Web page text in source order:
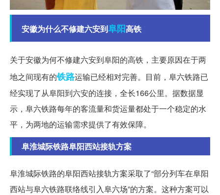
安徽为什么不修建六安到阜阳高铁
关于安徽为何不修建六安到阜阳的高铁，主要原因在于两
地之间现有的铁路运输已经相对完善。目前，阜六铁路已
经实现了从阜阳到六安的连接，全长166公里。据数据显
示，阜六铁路每年的客流量和货运量都处于一个稳定的水
平，为两地的运输需求提供了有效保障。
阜淮城际铁路阜阳西站接轨方案
阜淮城际铁路的阜阳西站接轨方案采取了“部分列车在阜阳
西站与阜六铁路联络线引入阜六场”的方案。这种方案可以